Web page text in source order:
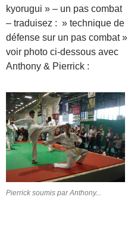
kyorugui » – un pas combat
– traduisez : » technique de
défense sur un pas combat »
voir photo ci-dessous avec
Anthony & Pierrick :
Pierrick soumis par Anthony...